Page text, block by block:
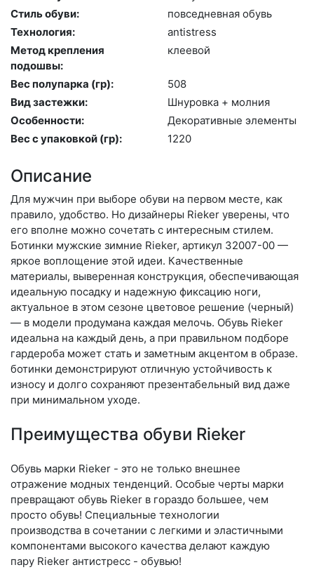
Стиль обуви:
пов­седнев­ная обувь
Технология:
an­tist­ress
Метод крепления
подошвы:
кле­евой
Вес полупарка (гр):
508
Вид застежки:
Шну­ров­ка + мол­ния
Особенности:
Де­кора­тив­ные эле­мен­ты
Вес с упаковкой (гр):
1220
Описание
Для мужчин при выборе обуви на первом месте, как
правило, удобство. Но дизайнеры Rieker уверены, что
его вполне можно сочетать с интересным стилем.
Ботинки мужские зимние Rieker, артикул 32007-00 —
яркое воплощение этой идеи. Качественные
материалы, выверенная конструкция, обеспечивающая
идеальную посадку и надежную фиксацию ноги,
актуальное в этом сезоне цветовое решение (черный)
— в модели продумана каждая мелочь. Обувь Rieker
идеальна на каждый день, а при правильном подборе
гардероба может стать и заметным акцентом в образе.
ботинки демонстрируют отличную устойчивость к
износу и долго сохраняют презентабельный вид даже
при минимальном уходе.
Преимущества обуви Rieker
Обувь марки Rieker - это не только внешнее
отражение модных тенденций. Особые черты марки
превращают обувь Rieker в гораздо большее, чем
просто обувь! Специальные технологии
производства в сочетании с легкими и эластичными
компонентами высокого качества делают каждую
пару Rieker антистресс - обувью!